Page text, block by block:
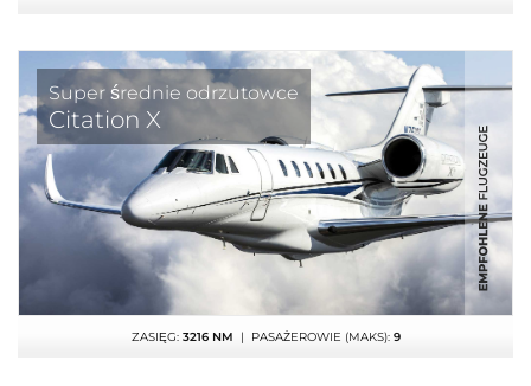
Super średnie odrzutowce
Citation X
ZASIĘG: 3216 NM | PASAŻEROWIE (MAKS): 9